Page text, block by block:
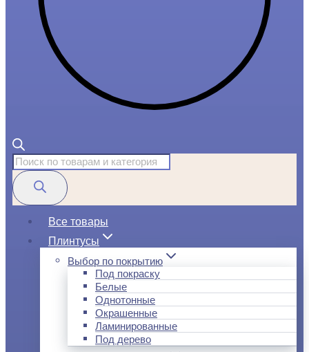
Поиск
товаров
Все товары
Плинтусы
Выбор по покрытию
Под покраску
Белые
Однотонные
Окрашенные
Ламинированные
Под дерево